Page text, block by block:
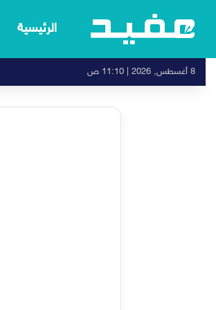
الرئيسية
8 أغسطس, 2026 | 11:10 ص